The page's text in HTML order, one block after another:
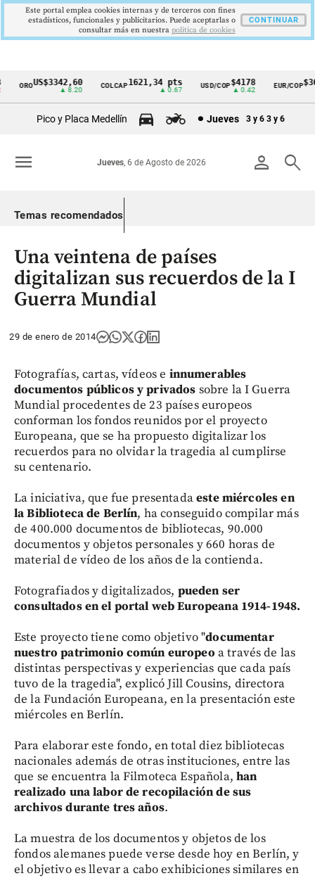
Cintillo
Colombia
OROUS$3342,60
▲ 8.20
COLCAP1621,34 pts
▲ 0.67
USD/COP$4178
▲ 0.42
EUR/COP
Pico y Placa Medellín Jueves 3 y 6 3 y 6
person search
Jueves, 6 de Agosto de 2026
menu
Temas recomendados
Una veintena de países
digitalizan sus recuerdos de la I
Guerra Mundial
29 de enero de 2014
Fotografías, cartas, vídeos e innumerables
documentos públicos y privados sobre la I Guerra
Mundial procedentes de 23 países europeos
conforman los fondos reunidos por el proyecto
Europeana, que se ha propuesto digitalizar los
recuerdos para no olvidar la tragedia al cumplirse
su centenario.
La iniciativa, que fue presentadaestemiércoles en
la Biblioteca de Berlín, ha conseguido compilar más
de 400.000 documentos de bibliotecas, 90.000
documentos y objetos personales y 660 horas de
material de vídeo de los años de la contienda.
Fotografiados y digitalizados, pueden ser
consultados en el portal web Europeana 1914-1948.
Este proyecto tiene como objetivo "documentar
nuestro patrimonio común europeo a través de las
distintas perspectivas y experiencias que cada país
tuvo de la tragedia", explicó Jill Cousins, directora
de la Fundación Europeana, en la presentación este
miércoles en Berlín.
Para elaborar este fondo, en total diez bibliotecas
nacionales además de otras instituciones, entre las
que se encuentra la Filmoteca Española, han
realizado una labor de recopilación de sus
archivos durante tres años.
La muestra de los documentos y objetos de los
fondos alemanes puede verse desde hoy en Berlín, y
el objetivo es llevar a cabo exhibiciones similares en
Este portal emplea cookies internas y de terceros con fines
estadísticos, funcionales y publicitarios. Puede aceptarlas o
consultar más en nuestra politica de cookies
CONTINUAR